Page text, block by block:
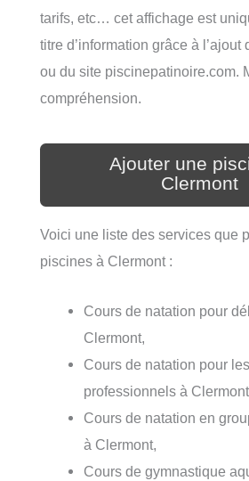
tarifs, etc… cet affichage est
titre d’information grâce à l’ajout
ou du site piscinepatinoire.com.
compréhension.
Ajouter une
Clermont
Voici une liste des services que
piscines à Clermont :
Cours de natation pour
Clermont,
Cours de natation pour
professionnels à
Cours de natation en
à Clermont,
Cours de gymnastique